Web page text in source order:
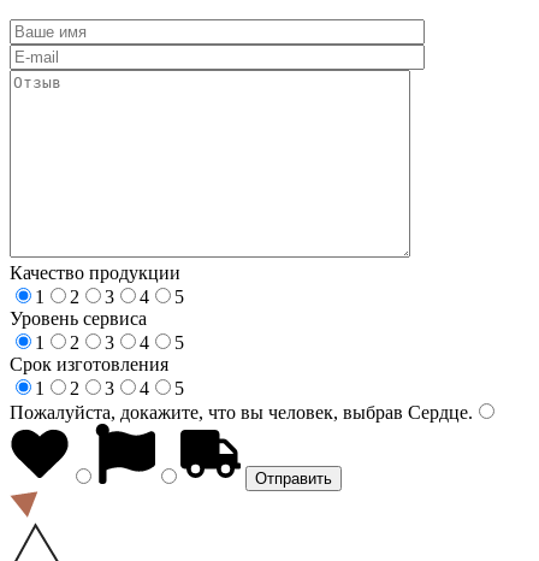
Качество продукции
1
2 3 4
5
Уровень сервиса
1
2 3 4
5
Срок изготовления
1
2 3 4
5
Пожалуйста, докажите, что вы человек, выбрав Сердце.